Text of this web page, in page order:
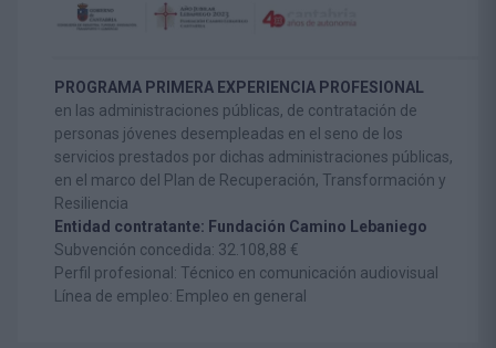
PROGRAMA PRIMERA EXPERIENCIA PROFESIONAL
en las administraciones públicas, de contratación de
personas jóvenes desempleadas en el seno de los
servicios prestados por dichas administraciones públicas,
en el marco del Plan de Recuperación, Transformación y
Resiliencia
Entidad contratante: Fundación Camino Lebaniego
Subvención concedida: 32.108,88 €
Perfil profesional: Técnico en comunicación audiovisual
Línea de empleo: Empleo en general